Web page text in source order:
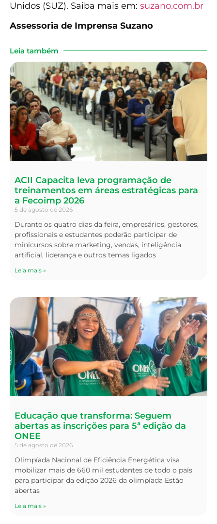
Unidos (SUZ). Saiba mais em: suzano.com.br
Assessoria de Imprensa Suzano
Leia também
ACII Capacita leva programação de
treinamentos em áreas estratégicas para
a Fecoimp 2026
5 de agosto de 2026
Durante os quatro dias da feira, empresários, gestores,
profissionais e estudantes poderão participar de
minicursos sobre marketing, vendas, inteligência
artificial, liderança e outros temas ligados
Leia mais »
Educação que transforma: Seguem
abertas as inscrições para 5ª edição da
ONEE
5 de agosto de 2026
Olimpíada Nacional de Eficiência Energética visa
mobilizar mais de 660 mil estudantes de todo o país
para participar da edição 2026 da olimpíada Estão
abertas
Leia mais »